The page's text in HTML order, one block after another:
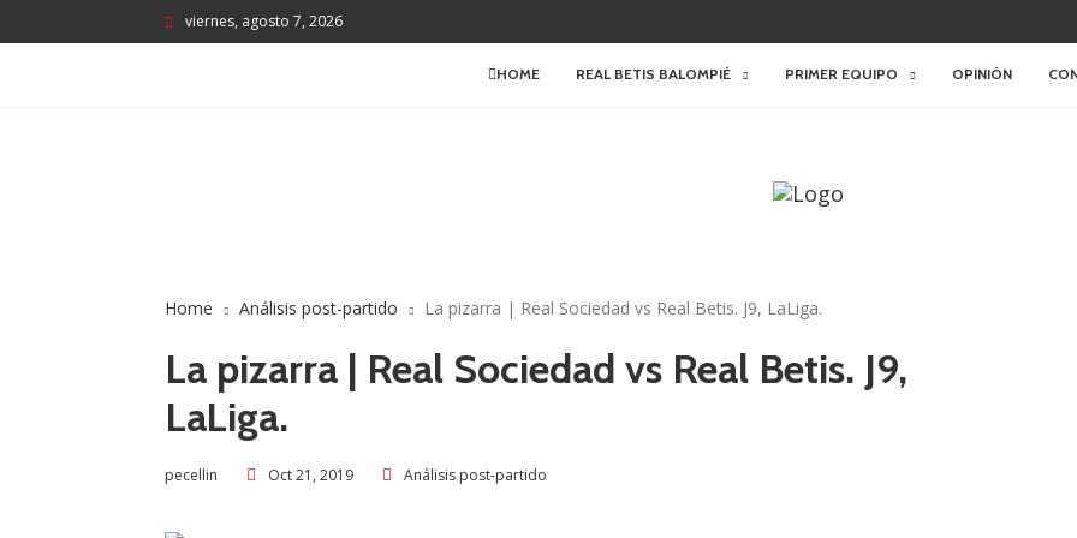
viernes, agosto 7, 2026
HOME REAL BETIS BALOMPIÉ PRIMER EQUIPO OPINIÓN
Home Análisis post-partido La pizarra | Real Sociedad vs Real Betis. J9, LaLiga.
La pizarra | Real Sociedad vs Real Betis. J9,
LaLiga.
pecellin Oct 21, 2019 Análisis post-partido